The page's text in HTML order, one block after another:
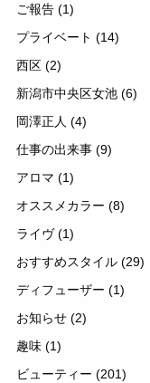
ご報告 (1)
プライベート (14)
西区 (2)
新潟市中央区女池 (6)
岡澤正人 (4)
仕事の出来事 (9)
アロマ (1)
オススメカラー (8)
ライヴ(1)
おすすめスタイル (29)
ディフューザー (1)
お知らせ (2)
趣味 (1)
ビューティー (201)